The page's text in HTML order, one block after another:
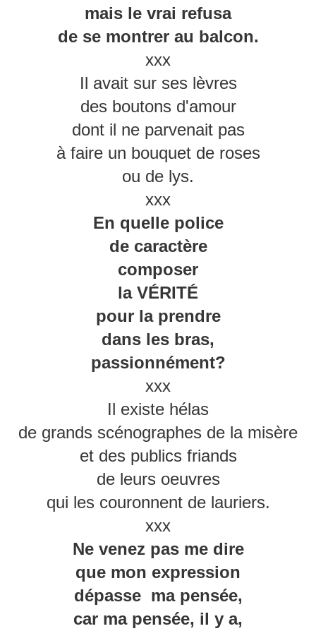
mais le vrai refusa
de se montrer au balcon.
xxx
Il avait sur ses lèvres
des boutons d'amour
dont il ne parvenait pas
à faire un bouquet de roses
ou de lys.
xxx
En quelle police
de caractère
composer
la VÉRITÉ
pour la prendre
dans les bras,
passionnément?
xxx
Il existe hélas
de grands scénographes de la misère
et des publics friands
de leurs oeuvres
qui les couronnent de lauriers.
xxx
Ne venez pas me dire
que mon expression
dépasse ma pensée,
car ma pensée, il y a,